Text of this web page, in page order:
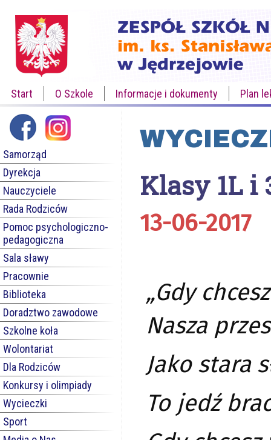
Start O Szkole Informacje i dokumenty Plan
Samorząd
Dyrekcja
Nauczyciele
Rada Rodziców
Pomoc psychologiczno-
pedagogiczna
Sala sławy
Pracownie
Biblioteka
Doradztwo zawodowe
Szkolne koła
Wolontariat
Dla Rodziców
Konkursy i olimpiady
Wycieczki
Sport
Klasy 1L
13-06-2017
„Gdy
Nasza
Jako stara
To jedź